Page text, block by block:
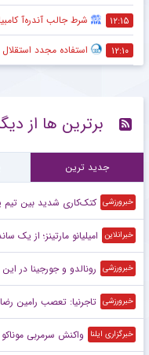
۱۲:۱۵ شرط جالب آندره‌آ
۱۲:۱۰ استفاده مجدد
برترین ها از
جدید ترین
خبرورزشی کتک‌کاری شدید بین تیم یحیی و علی
خبرانلاین امیلیانو مارتینز؛ از
خبرورزشی رونالدو و جورجینا در این لوکیشن زیبا
خبرورزشی تاجرنیا: تعصب رامین
خبرگزاری ایلنا واکنش سرمربی موناکو